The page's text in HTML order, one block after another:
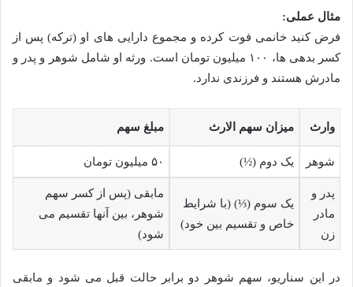
مثال عملی:
فرض کنید خانمی فوت کرده و مجموع دارایی های او (ترکه) پس از
کسر بدهی ها، ۱۰۰ میلیون تومان است. ورثه او شامل شوهر و پدر و
مادرش هستند و فرزندی ندارد.
وارث میزان سهم الارث مبلغ سهم
شوهر یک دوم (½) ۵۰ میلیون تومان
پدر و
مادر
زن
یک سوم (⅓) (با شرایط
خاص و تقسیم بین خود)
مابقی (پس از کسر سهم
شوهر، بین آنها تقسیم می
شود)
در این سناریو، سهم شوهر دو برابر حالت قبل می شود و مابقی